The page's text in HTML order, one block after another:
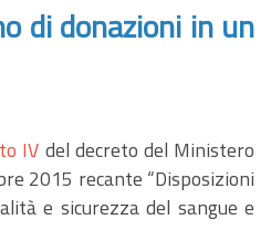
di donazioni in un
IV del decreto del Ministero
2015 recante “Disposizioni
e sicurezza del sangue e